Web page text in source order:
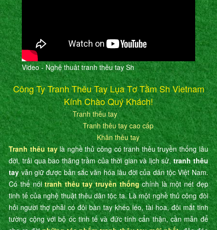
Video - Nghệ thuât tranh thêu tay Sh
Công Ty Tranh Thêu Tay Lụa Tơ Tằm Sh Vietnam
Kính Chào Quý Khách!
Tranh thêu tay
Tranh thêu tay cao cấp
Khăn thêu tay
Tranh thêu taylà nghề thủ công có tranh thêu truyền thống lâu
đời, trải qua bao thăng trầm của thời gian và lịch sử,tranh thêu
tayvẫn giữ được bản sắc văn hóa lâu đời của dân tộc Việt Nam.
Có thể nóitranh thêu tay truyền thốngchính là một nét đẹp
tinh tế của nghệ thuật thêu dân tộc ta. Là một nghề thủ công đòi
hỏi người thợ phải có đôi bàn tay khéo léo, tài hoa, đôi mắt tinh
tường cộng với bộ óc tinh tế và đức tính cẩn thận, cần mẫn để